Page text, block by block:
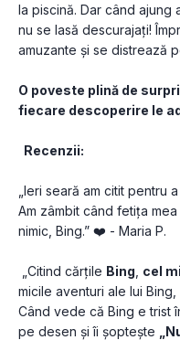
la piscină. Dar când ajung
nu se lasă descurajați!
amuzante și se distrează
O poveste plină de
fiecare descoperire le
Recenzii:
„Ieri seară am citit pentru
Am zâmbit când fetița
nimic, Bing.” ❤️ - Maria P.
„Citind cărțile Bing cel
micile aventuri ale lui
Când vede că Bing e trist
pe desen și îi șoptește